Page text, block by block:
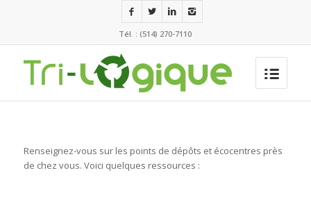
Tél. : (514) 270-7110
Renseignez-vous sur les points de dépôts et écocentres près
de chez vous. Voici quelques ressources :